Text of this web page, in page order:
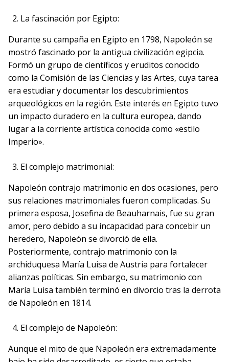
La fascinación por Egipto:
Durante su campaña en Egipto en 1798, Napoleón se
mostró fascinado por la antigua civilización egipcia.
Formó un grupo de científicos y eruditos conocido
como la Comisión de las Ciencias y las Artes, cuya tarea
era estudiar y documentar los descubrimientos
arqueológicos en la región. Este interés en Egipto tuvo
un impacto duradero en la cultura europea, dando
lugar a la corriente artística conocida como «estilo
Imperio».
El complejo matrimonial:
Napoleón contrajo matrimonio en dos ocasiones, pero
sus relaciones matrimoniales fueron complicadas. Su
primera esposa, Josefina de Beauharnais, fue su gran
amor, pero debido a su incapacidad para concebir un
heredero, Napoleón se divorció de ella.
Posteriormente, contrajo matrimonio con la
archiduquesa María Luisa de Austria para fortalecer
alianzas políticas. Sin embargo, su matrimonio con
María Luisa también terminó en divorcio tras la derrota
de Napoleón en 1814.
El complejo de Napoleón:
Aunque el mito de que Napoleón era extremadamente